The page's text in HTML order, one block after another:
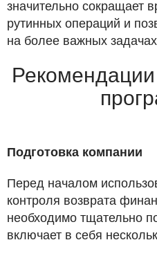
значительно сокращает
рутинных операций и
на более важных
Подготовка компании
Перед началом
контроля возврата
необходимо тщательно
включает в себя